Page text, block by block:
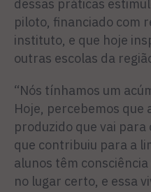
dessas práticas
piloto, financiado com
instituto, e que hoje
outras escolas da
“Nós tínhamos um
Hoje, percebemos que
produzido que vai
que contribuiu para a
alunos têm
no lugar certo, e essa